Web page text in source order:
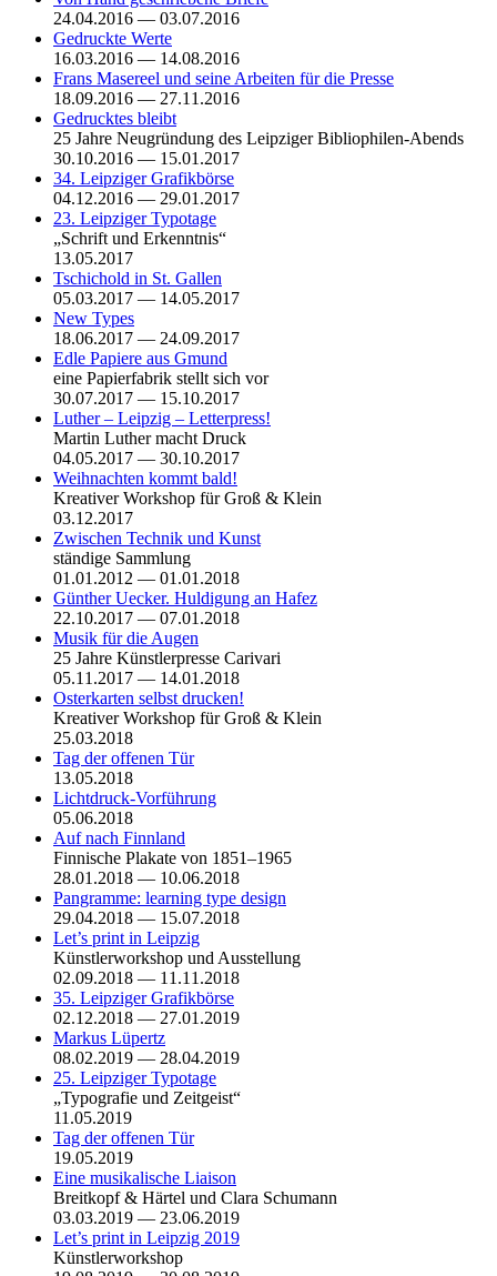
24.04.2016 — 03.07.2016
Gedruckte Werte
16.03.2016 — 14.08.2016
Frans Masereel und seine Arbeiten für die Presse
18.09.2016 — 27.11.2016
Gedrucktes bleibt
25 Jahre Neugründung des Leipziger Bibliophilen-Abends
30.10.2016 — 15.01.2017
34. Leipziger Grafikbörse
04.12.2016 — 29.01.2017
23. Leipziger Typotage
„Schrift und Erkenntnis“
13.05.2017
Tschichold in St. Gallen
05.03.2017 — 14.05.2017
New Types
18.06.2017 — 24.09.2017
Edle Papiere aus Gmund
eine Papierfabrik stellt sich vor
30.07.2017 — 15.10.2017
Luther – Leipzig – Letterpress!
Martin Luther macht Druck
04.05.2017 — 30.10.2017
Weihnachten kommt bald!
Kreativer Workshop für Groß & Klein
03.12.2017
Zwischen Technik und Kunst
ständige Sammlung
01.01.2012 — 01.01.2018
Günther Uecker. Huldigung an Hafez
22.10.2017 — 07.01.2018
Musik für die Augen
25 Jahre Künstlerpresse Carivari
05.11.2017 — 14.01.2018
Osterkarten selbst drucken!
Kreativer Workshop für Groß & Klein
25.03.2018
Tag der offenen Tür
13.05.2018
Lichtdruck-Vorführung
05.06.2018
Auf nach Finnland
Finnische Plakate von 1851–1965
28.01.2018 — 10.06.2018
Pangramme: learning type design
29.04.2018 — 15.07.2018
Let’s print in Leipzig
Künstlerworkshop und Ausstellung
02.09.2018 — 11.11.2018
35. Leipziger Grafikbörse
02.12.2018 — 27.01.2019
Markus Lüpertz
08.02.2019 — 28.04.2019
25. Leipziger Typotage
„Typografie und Zeitgeist“
11.05.2019
Tag der offenen Tür
19.05.2019
Eine musikalische Liaison
Breitkopf & Härtel und Clara Schumann
03.03.2019 — 23.06.2019
Let’s print in Leipzig 2019
Künstlerworkshop